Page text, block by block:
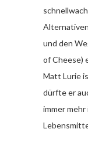
und den
of Cheese)
Matt Lurie
dürfte er
immer